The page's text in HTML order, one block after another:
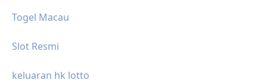
Togel Macau
Slot Resmi
keluaran hk lotto